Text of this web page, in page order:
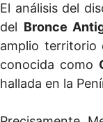
El análisis del
del Bronce
amplio territorio
conocida como
hallada en la